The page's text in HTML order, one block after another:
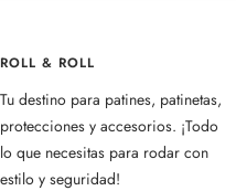
ROLL & ROLL
Tu destino para patines, patinetas,
protecciones y accesorios. ¡Todo
lo que necesitas para rodar con
estilo y seguridad!